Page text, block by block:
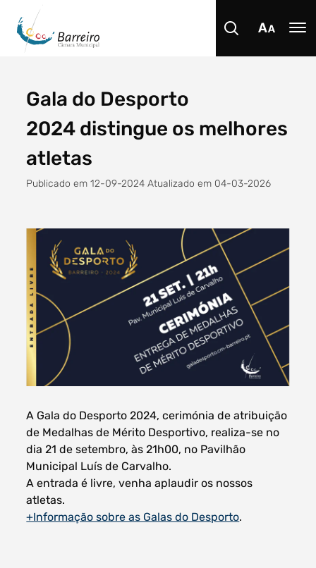
Procurar
Filtro dos anos
Filtros dos meses
data
procurar
Gala do Desporto
2024 distingue os melhores
atletas
Publicado em 12-09-2024 Atualizado em 04-03-2026
A Gala do Desporto 2024, cerimónia de atribuição
de Medalhas de Mérito Desportivo, realiza-se no
dia 21 de setembro, às 21h00, no Pavilhão
Municipal Luís de Carvalho.
A entrada é livre, venha aplaudir os nossos
atletas.
+Informação sobre as Galas do Desporto.